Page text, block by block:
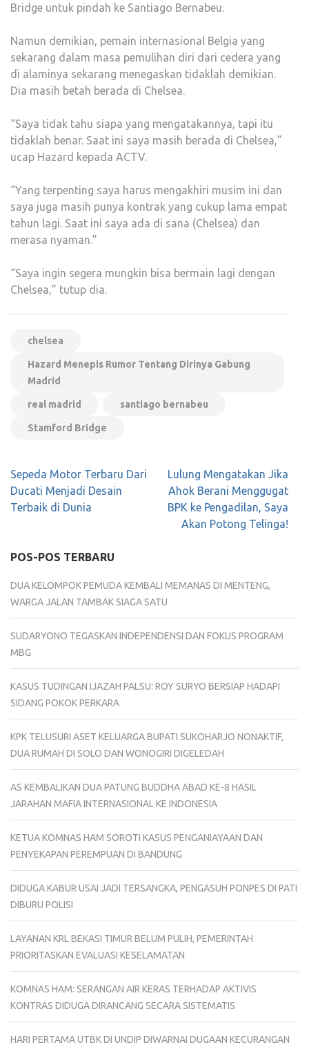
Bridge untuk pindah ke Santiago Bernabeu.
Namun demikian, pemain internasional Belgia yang
sekarang dalam masa pemulihan diri dari cedera yang
di alaminya sekarang menegaskan tidaklah demikian.
Dia masih betah berada di Chelsea.
“Saya tidak tahu siapa yang mengatakannya, tapi itu
tidaklah benar. Saat ini saya masih berada di Chelsea,”
ucap Hazard kepada ACTV.
“Yang terpenting saya harus mengakhiri musim ini dan
saya juga masih punya kontrak yang cukup lama empat
tahun lagi. Saat ini saya ada di sana (Chelsea) dan
merasa nyaman.”
“Saya ingin segera mungkin bisa bermain lagi dengan
Chelsea,” tutup dia.
chelsea
Hazard Menepis Rumor Tentang Dirinya Gabung
Madrid
real madrid santiago bernabeu
Stamford Bridge
Navigasi
pos
Sepeda Motor Terbaru Dari
Ducati Menjadi Desain
Terbaik di Dunia
Lulung Mengatakan Jika
Ahok Berani Menggugat
BPK ke Pengadilan, Saya
Akan Potong Telinga!
POS-POS TERBARU
DUA KELOMPOK PEMUDA KEMBALI MEMANAS DI MENTENG,
WARGA JALAN TAMBAK SIAGA SATU
SUDARYONO TEGASKAN INDEPENDENSI DAN FOKUS PROGRAM
MBG
KASUS TUDINGAN IJAZAH PALSU: ROY SURYO BERSIAP HADAPI
SIDANG POKOK PERKARA
KPK TELUSURI ASET KELUARGA BUPATI SUKOHARJO NONAKTIF,
DUA RUMAH DI SOLO DAN WONOGIRI DIGELEDAH
AS KEMBALIKAN DUA PATUNG BUDDHA ABAD KE-8 HASIL
JARAHAN MAFIA INTERNASIONAL KE INDONESIA
KETUA KOMNAS HAM SOROTI KASUS PENGANIAYAAN DAN
PENYEKAPAN PEREMPUAN DI BANDUNG
DIDUGA KABUR USAI JADI TERSANGKA, PENGASUH PONPES DI PATI
DIBURU POLISI
LAYANAN KRL BEKASI TIMUR BELUM PULIH, PEMERINTAH
PRIORITASKAN EVALUASI KESELAMATAN
KOMNAS HAM: SERANGAN AIR KERAS TERHADAP AKTIVIS
KONTRAS DIDUGA DIRANCANG SECARA SISTEMATIS
HARI PERTAMA UTBK DI UNDIP DIWARNAI DUGAAN KECURANGAN